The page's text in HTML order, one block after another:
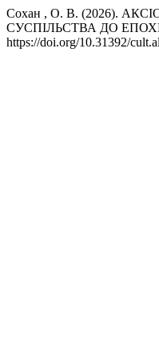
Сохан , О. В. (2026).
СУСПІЛЬСТВА ДО
https://doi.org/10.31392/